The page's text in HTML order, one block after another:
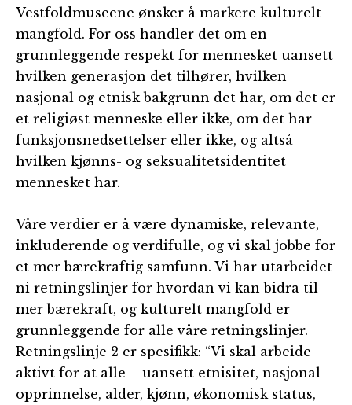
Vestfoldmuseene ønsker å markere kulturelt
mangfold. For oss handler det om en
grunnleggende respekt for mennesket uansett
hvilken generasjon det tilhører, hvilken
nasjonal og etnisk bakgrunn det har, om det er
et religiøst menneske eller ikke, om det har
funksjonsnedsettelser eller ikke, og altså
hvilken kjønns- og seksualitetsidentitet
mennesket har.
Våre verdier er å være dynamiske, relevante,
inkluderende og verdifulle, og vi skal jobbe for
et mer bærekraftig samfunn. Vi har utarbeidet
ni retningslinjer for hvordan vi kan bidra til
mer bærekraft, og kulturelt mangfold er
grunnleggende for alle våre retningslinjer.
Retningslinje 2 er spesifikk: “Vi skal arbeide
aktivt for at alle – uansett etnisitet, nasjonal
opprinnelse, alder, kjønn, økonomisk status,